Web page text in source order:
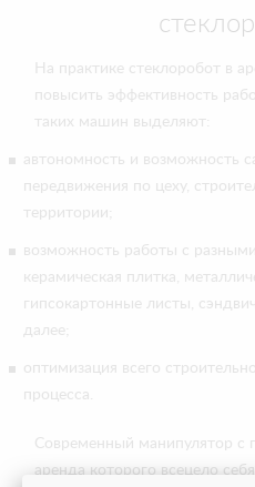
На практике стеклоробот в
повысить эффективность
таких машин выделяют:
автономность и возможность
передвижения по цеху,
территории;
возможность работы с
керамическая плитка,
гипсокартонные листы,
далее;
оптимизация всего
процесса.
Современный манипулятор с
аренда которого всецело